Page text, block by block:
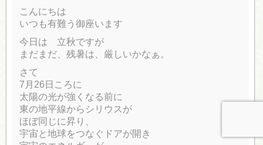
こんにちは
いつも有難う御座います
今日は 立秋ですが
まだまだ、残暑は、厳しいかなぁ。
さて
7月26日ころに
太陽の光が強くなる前に
東の地平線からシリウスが
ほぼ同じに昇り、
宇宙と地球をつなぐドアが開き